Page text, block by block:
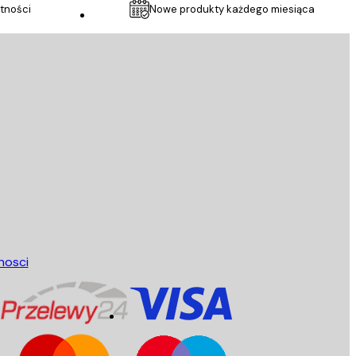
Nowe produkty każdego miesiąca